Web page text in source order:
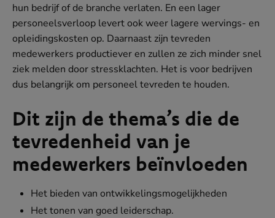
hun bedrijf of de branche verlaten. En een lager
personeelsverloop levert ook weer lagere wervings- en
opleidingskosten op. Daarnaast zijn tevreden
medewerkers productiever en zullen ze zich minder snel
ziek melden door stressklachten. Het is voor bedrijven
dus belangrijk om personeel tevreden te houden.
Dit zijn de thema’s die de
tevredenheid van je
medewerkers beïnvloeden
Het bieden van ontwikkelingsmogelijkheden
Het tonen van goed leiderschap.